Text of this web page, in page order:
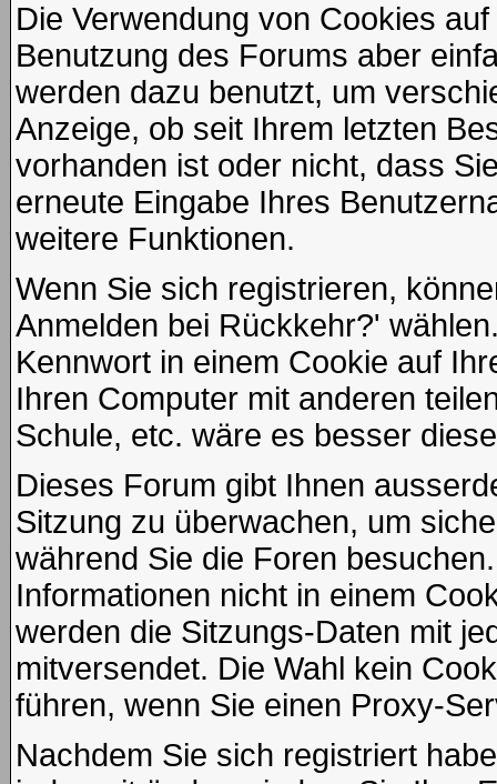
Die Verwendung von Cookies
Benutzung des Forums aber
werden dazu benutzt, um
Anzeige, ob seit Ihrem letzten
vorhanden ist oder nicht, dass
erneute Eingabe Ihres
weitere Funktionen.
Wenn Sie sich registrieren,
Anmelden bei Rückkehr?'
Kennwort in einem Cookie auf
Ihren Computer mit anderen
Schule, etc. wäre es besser
Dieses Forum gibt Ihnen
Sitzung zu überwachen, um
während Sie die Foren
Informationen nicht in einem
werden die Sitzungs-Daten mit
mitversendet. Die Wahl kein
führen, wenn Sie einen Proxy-
Nachdem Sie sich registriert